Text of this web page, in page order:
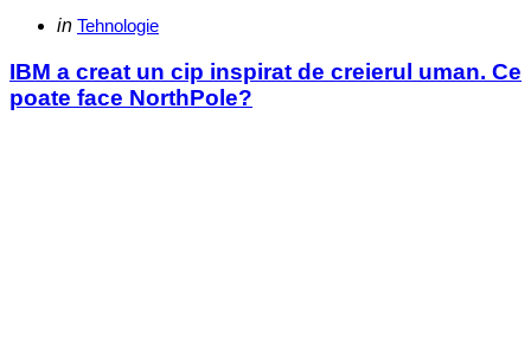
Categories
Posted
in Tehnologie
IBM a creat un cip inspirat de creierul uman. Ce
poate face NorthPole?